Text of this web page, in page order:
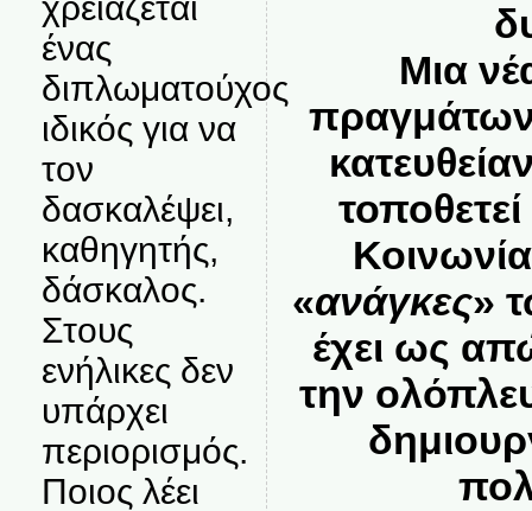
ένας
διπλωματούχος
ιδικός για να
τον
δασκαλέψει,
καθηγητής,
δάσκαλος.
Στους
ενήλικες δεν
υπάρχει
περιορισμός.
Ποιος λέει
Μια
τοποθετεί
«ανάγκες»
έχει ως
την